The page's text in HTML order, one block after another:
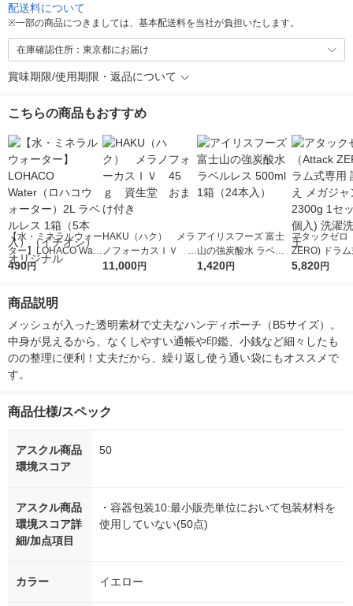
配送料について
※一部の商品につきましては、基本配送料を当社が負担いたします。
在庫確認住所：東京都にお届け
賞味期限/使用期限・返品について
こちらの商品もおすすめ
【水・ミネラルウォー
ター】LOHACO Wate
r（ロハコウォータ
シ） オリジナル
490円
HAKU（ハク） メラ
ノフォーカスＩＶ 4
5ｇ 資生堂 おまけ
11,000円
アイリスフーズ 富士
山の強炭酸水 ラベル
レス 500ml 1箱（24
1,420円
アタックゼロ
ZERO) ドラ
詰め替え メガ
5,820円
商品説明
メッシュが入った透明素材で丈夫なハンディポーチ（B5サイズ）。
中身が見えるから、なくしやすい通帳や印鑑、小銭など細々したも
のの整理に便利！丈夫だから、繰り返し使う通い袋にもオススメで
す。
商品仕様/スペック
アスクル商品
環境スコア
50
アスクル商品
環境スコア詳
細/加点項目
・容器包装10:最小販売単位において包装材料を
使用していない(50点)
カラー イエロー